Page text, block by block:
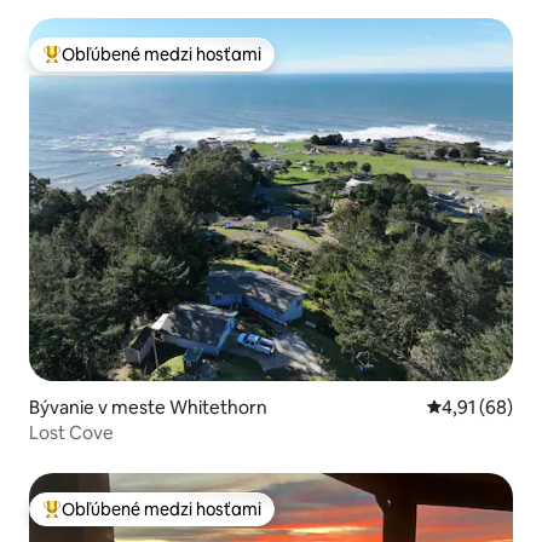
Najobľúbenejšie medzi hosťami
Obľúbené medzi hosťami
Bývanie v meste Whitethorn Priemerné
4,91 (68)
Lost Cove
Najobľúbenejšie medzi hosťami
Obľúbené medzi hosťami